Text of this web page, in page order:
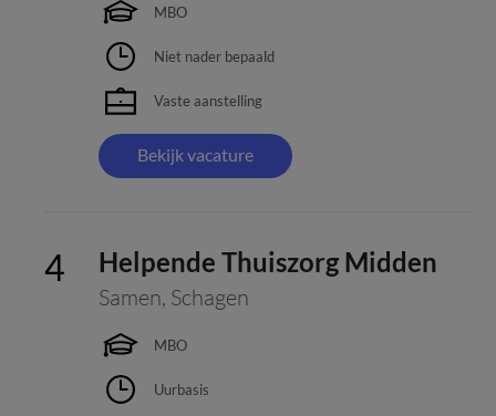
MBO
Niet nader bepaald
Vaste aanstelling
Bekijk vacature
Helpende Thuiszorg Midden
Samen, Schagen
MBO
Uurbasis